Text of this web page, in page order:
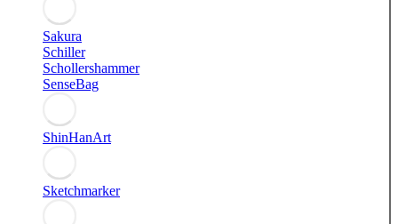
Sakura
Schiller
Schollershammer
SenseBag
ShinHanArt
Sketchmarker